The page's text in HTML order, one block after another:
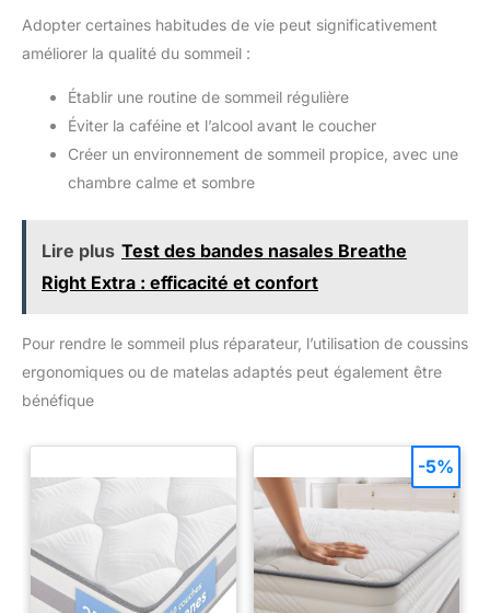
Adopter certaines habitudes de vie peut significativement
améliorer la qualité du sommeil :
Établir une routine de sommeil régulière
Éviter la caféine et l’alcool avant le coucher
Créer un environnement de sommeil propice, avec une
chambre calme et sombre
Lire plus Test des bandes nasales Breathe
Right Extra : efficacité et confort
Pour rendre le sommeil plus réparateur, l’utilisation de coussins
ergonomiques ou de matelas adaptés peut également être
bénéfique
-5%